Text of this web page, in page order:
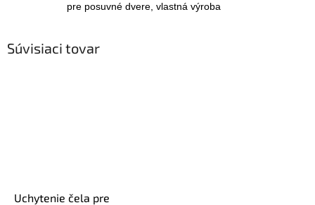
pre posuvné dvere, vlastná výroba
Súvisiaci tovar
Uchytenie čela pre